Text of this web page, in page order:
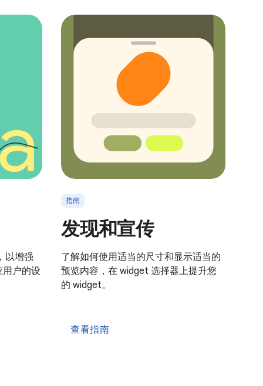
以增强
户的设
指南
发现和宣传
了解如何使用适当的尺寸和显示适当的
预览内容，在 widget 选择器上提升您
的 widget。
查看指南